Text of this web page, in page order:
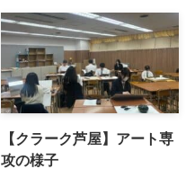
【クラーク芦屋】アート専
攻の様子